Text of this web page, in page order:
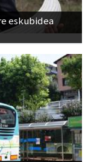
eskubidea